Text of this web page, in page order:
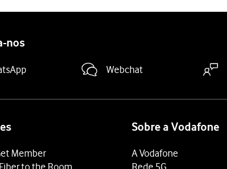
de ficheiros
no sistema de ficheiros do computador ou do telefone.
e mova-o ou copie-o para a localização pretendida.
nos
Webchat
Member
to the Room
Sobre a Vodafone
A Vodafone
Rede 5G